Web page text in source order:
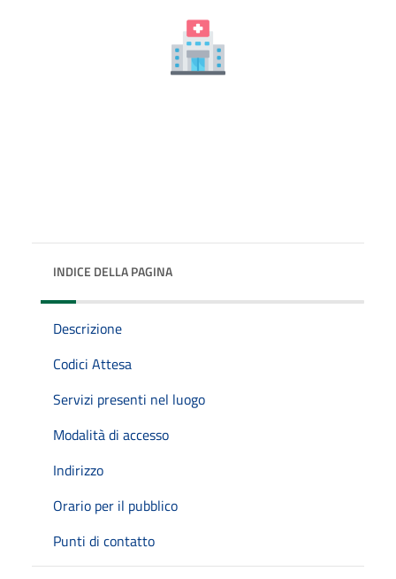
INDICE DELLA PAGINA
Descrizione
Codici Attesa
Servizi presenti nel luogo
Modalità di accesso
Indirizzo
Orario per il pubblico
Punti di contatto